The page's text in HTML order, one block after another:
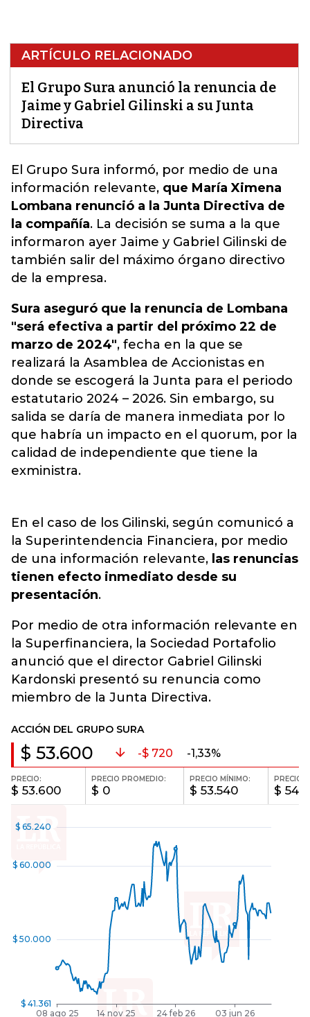
ARTÍCULO RELACIONADO
El Grupo Sura anunció la renuncia de
Jaime y Gabriel Gilinski a su Junta
Directiva
El Grupo Sura informó, por medio de una
información relevante, que María Ximena
Lombana renunció a la Junta Directiva de
la compañía. La decisión se suma a la que
informaron ayer Jaime y Gabriel Gilinski de
también salir del máximo órgano directivo
de la empresa.
Sura aseguró que la renuncia de Lombana
"será efectiva a partir del próximo 22 de
marzo de 2024", fecha en la que se
realizará la Asamblea de Accionistas en
donde se escogerá la Junta para el periodo
estatutario 2024 – 2026. Sin embargo, su
salida se daría de manera inmediata por lo
que habría un impacto en el quorum, por la
calidad de independiente que tiene la
exministra.
En el caso de los Gilinski, según comunicó a
la Superintendencia Financiera, por medio
de una información relevante, las renuncias
tienen efecto inmediato desde su
presentación.
Por medio de otra información relevante en
la Superfinanciera, la Sociedad Portafolio
anunció que el director Gabriel Gilinski
Kardonski presentó su renuncia como
miembro de la Junta Directiva.